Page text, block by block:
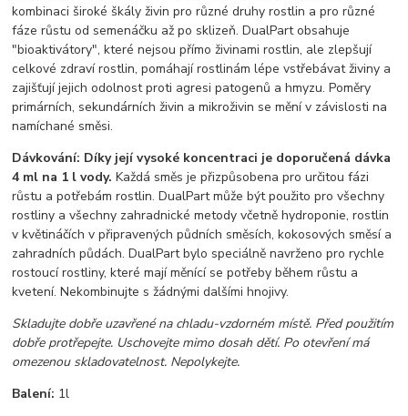
kombinaci široké škály živin pro různé druhy rostlin a pro různé
fáze růstu od semenáčku až po sklizeň. DualPart obsahuje
"bioaktivátory", které nejsou přímo živinami rostlin, ale zlepšují
celkové zdraví rostlin, pomáhají rostlinám lépe vstřebávat živiny a
zajišťují jejich odolnost proti agresi patogenů a hmyzu. Poměry
primárních, sekundárních živin a mikroživin se mění v závislosti na
namíchané směsi.
Dávkování: Díky její vysoké koncentraci je doporučená dávka
4 ml na 1 l vody.Každá směs je přizpůsobena pro určitou fázi
růstu a potřebám rostlin. DualPart může být použito pro všechny
rostliny a všechny zahradnické metody včetně hydroponie, rostlin
v květináčích v připravených půdních směsích, kokosových směsí a
zahradních půdách. DualPart bylo speciálně navrženo pro rychle
rostoucí rostliny, které mají měnící se potřeby během růstu a
kvetení. Nekombinujte s žádnými dalšími hnojivy.
Skladujte dobře uzavřené na chladu-vzdorném místě. Před použitím
dobře protřepejte. Uschovejte mimo dosah dětí. Po otevření má
omezenou skladovatelnost. Nepolykejte.
Balení: 1l